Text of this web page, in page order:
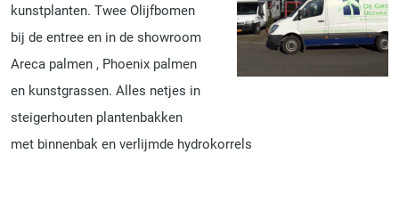
kunstplanten. Twee Olijfbomen
bij de entree en in de showroom
Areca palmen , Phoenix palmen
en kunstgrassen. Alles netjes in
steigerhouten plantenbakken
met binnenbak en verlijmde hydrokorrels